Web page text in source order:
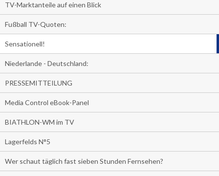
TV-Marktanteile auf einen Blick
Fußball TV-Quoten:
Sensationell!
Niederlande - Deutschland:
PRESSEMITTEILUNG
Media Control eBook-Panel
BIATHLON-WM im TV
Lagerfelds N°5
Wer schaut täglich fast sieben Stunden Fernsehen?